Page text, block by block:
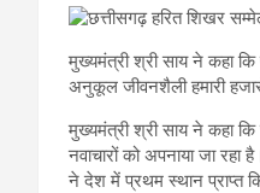
मुख्यमंत्री श्री साय ने कहा
अनुकूल जीवनशैली हमारी
मुख्यमंत्री श्री साय ने कहा
नवाचारों को अपनाया जा
ने देश में प्रथम स्थान प्राप्त